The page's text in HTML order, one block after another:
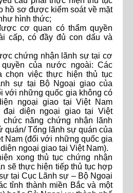
hồ sơ được kiểm soát về mặt
hình thức;
cơ quan có thẩm quyền
cấp, có đầy đủ con dấu và
chứng nhận lãnh sự tại cơ
của nước ngoài: Các
chọn việc thực hiện thủ tục
sự tại Bộ Ngoại giao của
với những quốc gia không có
ngoại giao tại Việt Nam
đại diện ngoại giao tại Việt
chức năng chứng nhận lãnh
quán/ Tổng lãnh sự quán của
Nam (đối với những quốc gia
ngoại giao tại Việt Nam).
xong thủ tục chứng nhận
sẽ thực hiện tiếp thủ tục hợp
tại Cục Lãnh sự – Bộ Ngoại
tỉnh thành miền Bắc và một